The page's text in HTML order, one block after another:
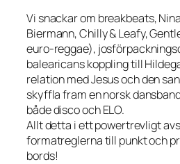
Vi snackar om breakbeats,
Biermann, Chilly & Leafy,
euro-reggae),
balearicans koppling till
relation med Jesus och den
skyffla fram en norsk
både disco och ELO.
Allt detta i ett powertrevligt
formatreglerna till punkt och
bords!